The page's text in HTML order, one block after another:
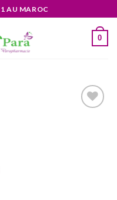
AU MAROC
0